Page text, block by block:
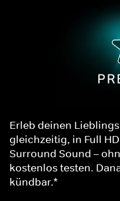
Erleb deinen
gleichzeitig, in Full
Surround Sound –
kostenlos testen.
kündbar.*